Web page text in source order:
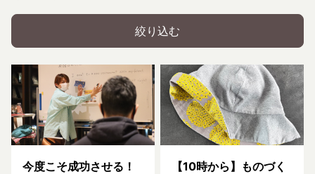
絞り込む
今度こそ成功させる！
【10時から】ものづく